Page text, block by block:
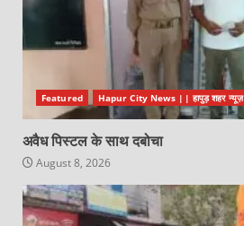
Featured Hapur City News || हापुड़ शहर न्यूज़
अवैध पिस्टल के साथ दबोचा
August 8, 2026